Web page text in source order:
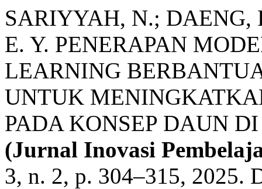
SARIYYAH, N.;
E. Y. PENERAPAN
LEARNING
UNTUK
PADA KONSEP DAUN
(Jurnal Inovasi
3, n. 2, p. 304–315, 2025.